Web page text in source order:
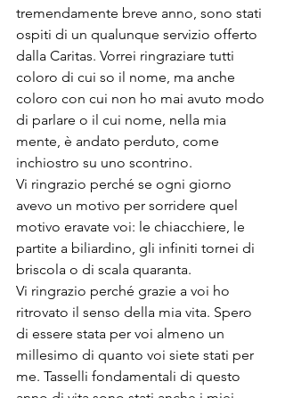
tremendamente breve anno, sono stati
ospiti di un qualunque servizio offerto
dalla Caritas. Vorrei ringraziare tutti
coloro di cui so il nome, ma anche
coloro con cui non ho mai avuto modo
di parlare o il cui nome, nella mia
mente, è andato perduto, come
inchiostro su uno scontrino.
Vi ringrazio perché se ogni giorno
avevo un motivo per sorridere quel
motivo eravate voi: le chiacchiere, le
partite a biliardino, gli infiniti tornei di
briscola o di scala quaranta.
Vi ringrazio perché grazie a voi ho
ritrovato il senso della mia vita. Spero
di essere stata per voi almeno un
millesimo di quanto voi siete stati per
me. Tasselli fondamentali di questo